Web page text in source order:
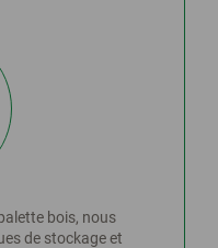
bois, nous
de stockage et